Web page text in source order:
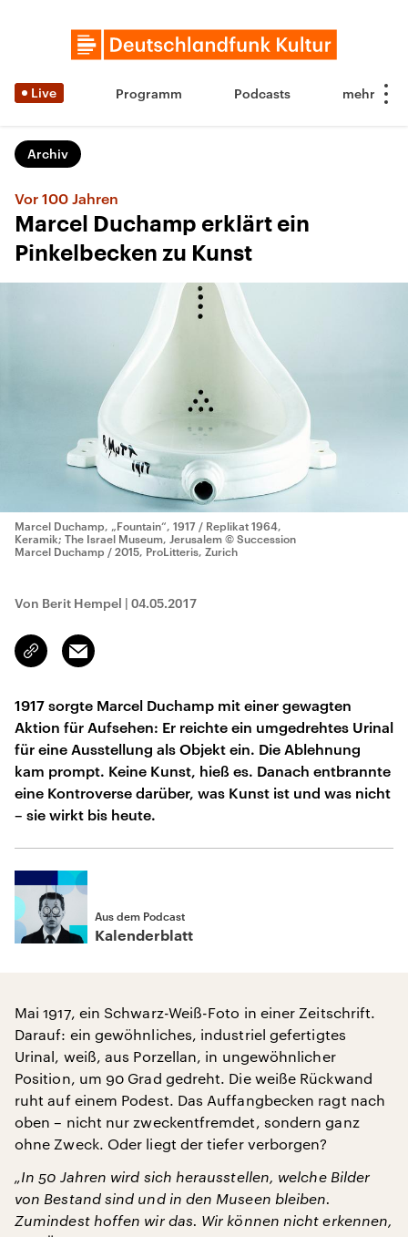
Live Programm Podcasts
Archiv
Vor 100 Jahren
Marcel Duchamp erklärt ein
Pinkelbecken zu Kunst
Marcel Duchamp, „Fountain“, 1917 / Replikat 1964,
Keramik; The Israel Museum, Jerusalem © Succession
Marcel Duchamp / 2015, ProLitteris, Zurich
Von Berit Hempel | 04.05.2017
Link
kopieren/teilen
Email
1917 sorgte Marcel Duchamp mit einer gewagten
Aktion für Aufsehen: Er reichte ein umgedrehtes Urinal
für eine Ausstellung als Objekt ein. Die Ablehnung
kam prompt. Keine Kunst, hieß es. Danach entbrannte
eine Kontroverse darüber, was Kunst ist und was nicht
– sie wirkt bis heute.
Aus dem Podcast
Kalenderblatt
Mai 1917, ein Schwarz-Weiß-Foto in einer Zeitschrift.
Darauf: ein gewöhnliches, industriel gefertigtes
Urinal, weiß, aus Porzellan, in ungewöhnlicher
Position, um 90 Grad gedreht. Die weiße Rückwand
ruht auf einem Podest. Das Auffangbecken ragt nach
oben – nicht nur zweckentfremdet, sondern ganz
ohne Zweck. Oder liegt der tiefer verborgen?
„In 50 Jahren wird sich herausstellen, welche Bilder
von Bestand sind und in den Museen bleiben.
Zumindest hoffen wir das. Wir können nicht erkennen,